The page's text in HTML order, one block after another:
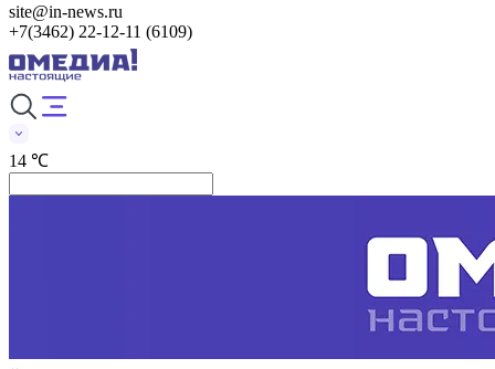
site@in-news.ru
+7(3462) 22-12-11 (6109)
14 ℃